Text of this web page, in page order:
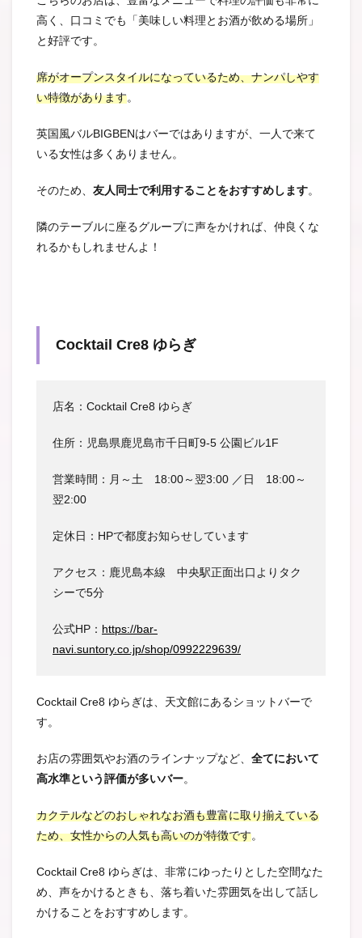
高く、口コミでも「美味しい料理とお酒が飲める場所」
と好評です。
席がオープンスタイルになっているため、ナンパしやす
い特徴があります。
英国風バルBIGBENはバーではありますが、一人で来て
いる女性は多くありません。
そのため、 友人同士で利用することをおすすめします。
隣のテーブルに座るグループに声をかければ、仲良くな
れるかもしれませんよ！
Cocktail Cre8 ゆらぎ
店名：Cocktail Cre8 ゆらぎ
住所：児島県鹿児島市千日町9-5 公園ビル1F
営業時間：月～土 18:00～翌3:00 ／日 18:00～
翌2:00
定休日：HPで都度お知らせしています
アクセス：鹿児島本線 中央駅正面出口よりタク
シーで5分
公式HP： https://bar-
navi.suntory.co.jp/shop/0992229639/
Cocktail Cre8 ゆらぎは、天文館にあるショットバーで
す。
お店の雰囲気やお酒のラインナップなど、 全てにおいて
高水準という評価が多いバー。
カクテルなどのおしゃれなお酒も豊富に取り揃えている
ため、女性からの人気も高いのが特徴です。
Cocktail Cre8 ゆらぎは、非常にゆったりとした空間なた
め、声をかけるときも、落ち着いた雰囲気を出して話し
かけることをおすすめします。